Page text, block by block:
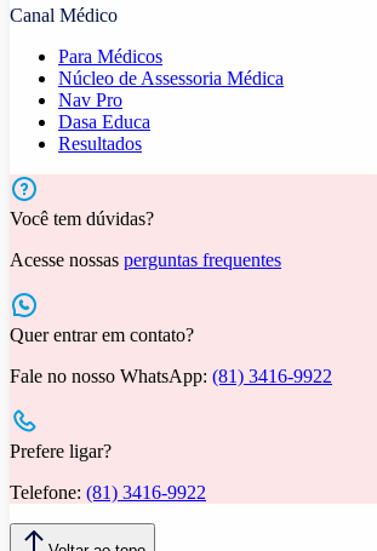
Canal Médico
Para Médicos
Núcleo de Assessoria Médica
Nav Pro
Dasa Educa
Resultados
Você tem dúvidas?
Acesse nossas perguntas frequentes
Quer entrar em contato?
Fale no nosso WhatsApp: (81) 3416-9922
Prefere ligar?
Telefone: (81) 3416-9922